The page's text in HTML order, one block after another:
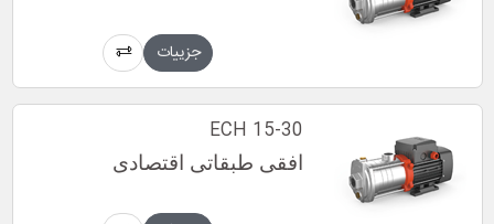
جزییات
ECH 15-30
افقی طبقاتی اقتصادی